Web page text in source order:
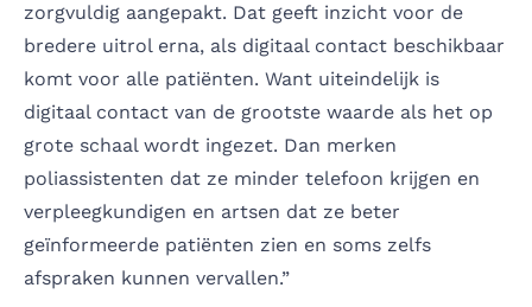
zorgvuldig aangepakt. Dat geeft inzicht voor de
bredere uitrol erna, als digitaal contact beschikbaar
komt voor alle patiënten. Want uiteindelijk is
digitaal contact van de grootste waarde als het op
grote schaal wordt ingezet. Dan merken
poliassistenten dat ze minder telefoon krijgen en
verpleegkundigen en artsen dat ze beter
geïnformeerde patiënten zien en soms zelfs
afspraken kunnen vervallen.”